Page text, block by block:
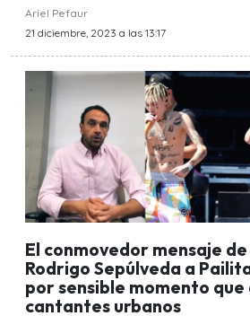
Ariel Pefaur
21 diciembre, 2023 a las 13:17
El conmovedor mensaje
Rodrigo Sepúlveda a
por sensible momento
cantantes urbanos